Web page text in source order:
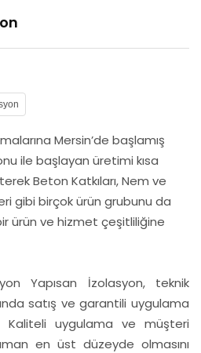
Mersin’de başlamış
ile başlayan üretimi kısa
Beton Katkıları, Nem ve
gibi birçok ürün grubunu da
ürün ve hizmet çeşitliliğine
Yapısan İzolasyon, teknik
satış ve garantili uygulama
Kaliteli uygulama ve müşteri
en üst düzeyde olmasını